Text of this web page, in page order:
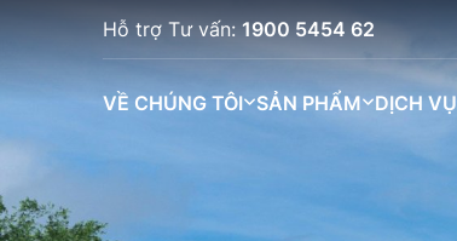
Hỗ trợ Tư vấn: 1900 5454 62
VỀ CHÚNG TÔI SẢN PHẨM DỊCH VỤ